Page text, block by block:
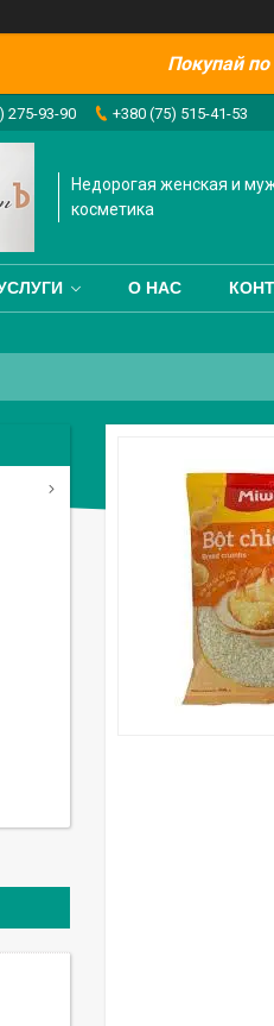
Покупай
275-93-90 +380 (75) 515-41-53
Недорогая женская и
косметика
О НАС